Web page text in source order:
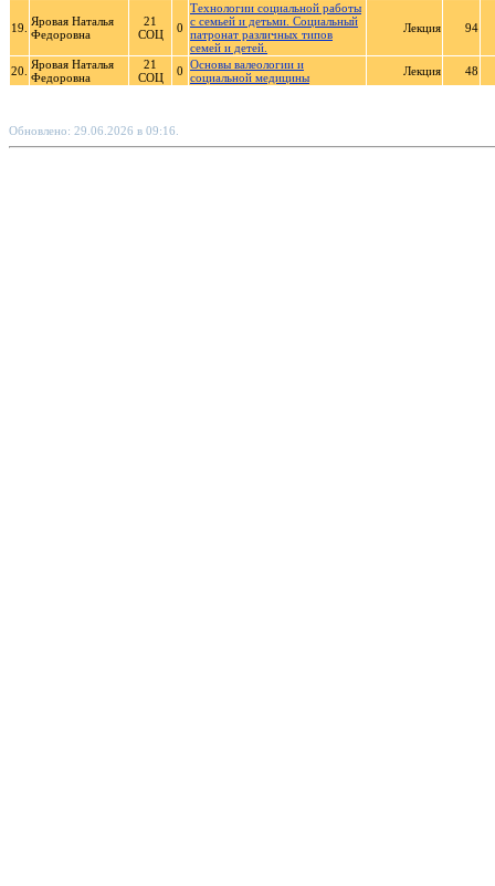
19.
Яровая Наталья
Федоровна
21
СОЦ
0
Технологии социальной работы
с семьей и детьми. Социальный
патронат различных типов
семей и детей.
Лекция 94
20.
Яровая Наталья
Федоровна
21
СОЦ
0 Основы валеологии и
социальной медицины
Лекция 48
Обновлено: 29.06.2026 в 09:16.